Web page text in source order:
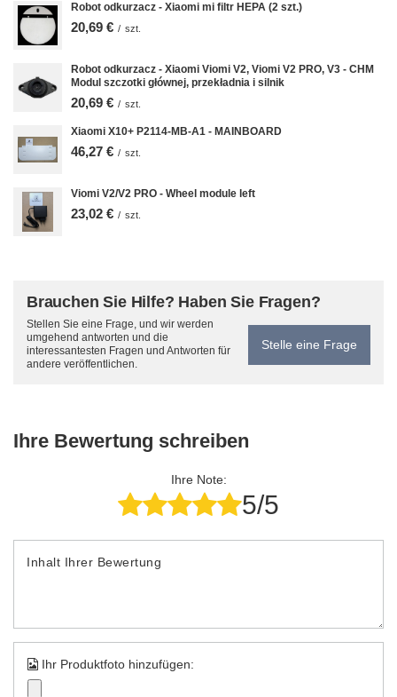
Robot odkurzacz - Xiaomi mi filtr HEPA (2 szt.)
20,69 € / szt.
Robot odkurzacz - Xiaomi Viomi V2, Viomi V2 PRO, V3 - CHM
Modul szczotki głównej, przekładnia i silnik
20,69 € / szt.
Xiaomi X10+ P2114-MB-A1 - MAINBOARD
46,27 € / szt.
Viomi V2/V2 PRO - Wheel module left
23,02 € / szt.
Brauchen Sie Hilfe? Haben Sie Fragen?
Stellen Sie eine Frage, und wir werden
umgehend antworten und die
interessantesten Fragen und Antworten für
andere veröffentlichen.
Stelle eine Frage
Ihre Bewertung schreiben
Ihre Note:
5/5
Inhalt Ihrer Bewertung
Ihr Produktfoto hinzufügen: